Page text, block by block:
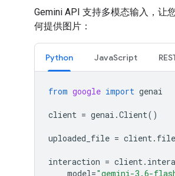
Gemini API 支持多模态输入，让
何提供图片：
Python JavaScript
from google import genai
client = genai .Client()
uploaded_file = client.
interaction = client.
model="gemini-3.6-